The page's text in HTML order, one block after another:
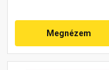
Megnézem